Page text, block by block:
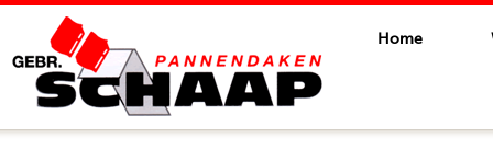
Home